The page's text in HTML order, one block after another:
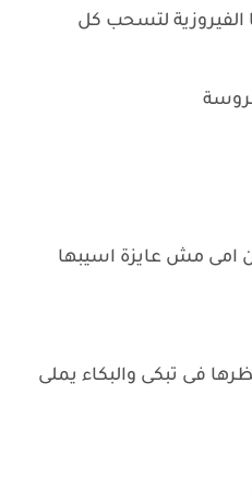
الفيروزية لتسحب كل
امى مش عايزة اسيبها
فى تبكى والبكاء يملى